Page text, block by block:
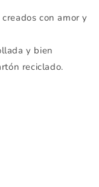
con amor y
y bien
reciclado.